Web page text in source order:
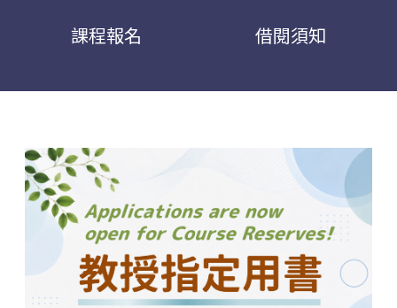
課程報名 借閱須知